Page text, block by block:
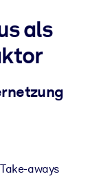
auf.
mit
als
aways